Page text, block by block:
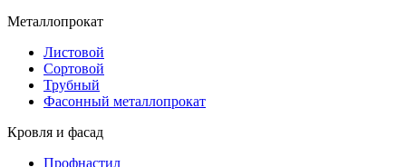
Металлопрокат
Листовой
Сортовой
Трубный
Фасонный металлопрокат
Кровля и фасад
Профнастил